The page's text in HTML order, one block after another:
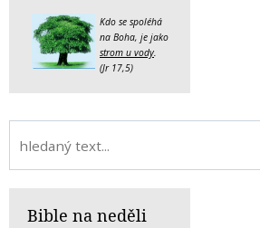
Kdo se spoléhá
na Boha, je jako
strom u vody.
(Jr 17,5)
Bible na neděli